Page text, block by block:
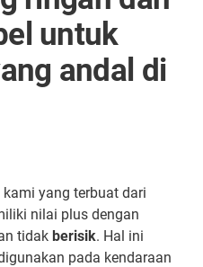
untuk
andal di
yang terbuat dari
nilai plus dengan
tidak berisik. Hal ini
pada kendaraan